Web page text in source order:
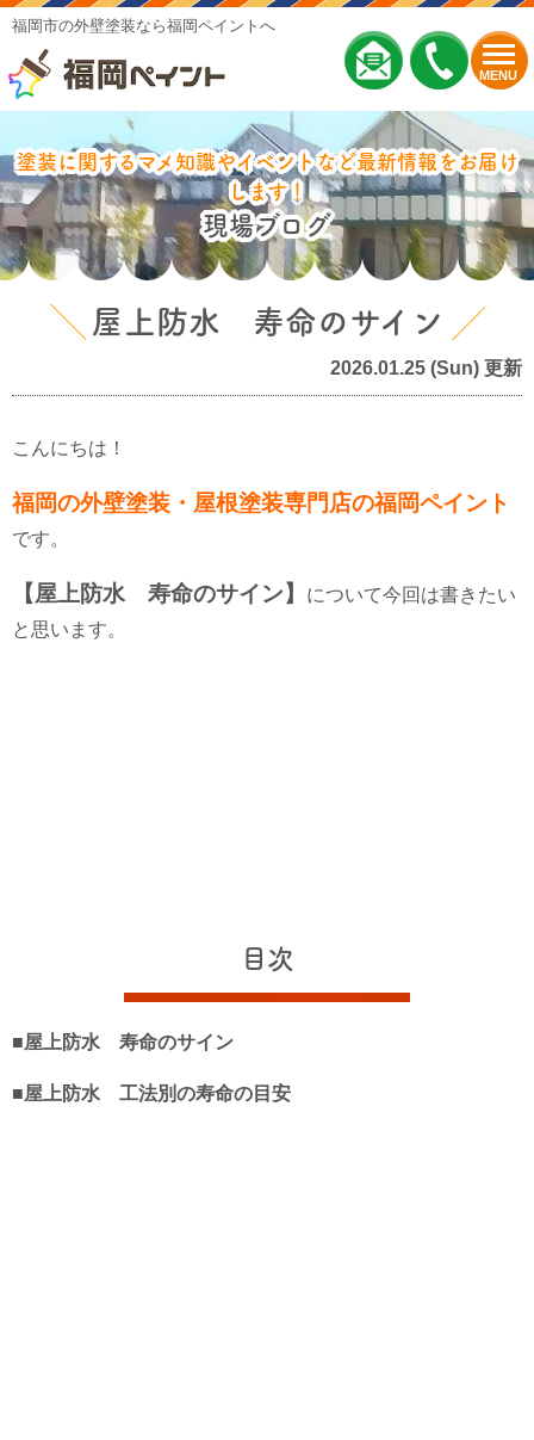
MENU
福岡市の外壁塗装なら福岡ペイントへ
塗装に関するマメ知識やイベントなど最新情報をお届け
します！
現場ブログ
屋上防水 寿命のサイン
2026.01.25 (Sun) 更新
こんにちは！
福岡の外壁塗装・屋根塗装専門店の福岡ペイント
です。
【屋上防水 寿命のサイン】
について今回は書きたい
と思います。
目次
■屋上防水 寿命のサイン
■屋上防水 工法別の寿命の目安